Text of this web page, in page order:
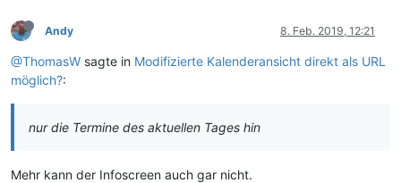
Andy 8. Feb. 2019, 12:21
@ThomasW sagte in Modifizierte Kalenderansicht direkt als URL
möglich?:
nur die Termine des aktuellen Tages hin
Mehr kann der Infoscreen auch gar nicht.